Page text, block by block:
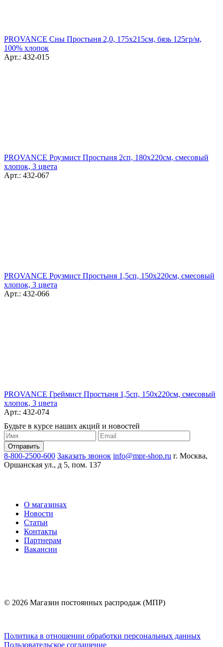
PROVANCE Сны Простыня 2,0, 175х215см, бязь 125гр/м,
100% хлопок
Арт.: 432-015
PROVANCE Роузмист Простыня 2сп, 180х220см, смесовый
хлопок, 3 цвета
Арт.: 432-067
PROVANCE Роузмист Простыня 1,5сп, 150х220см, смесовый
хлопок, 3 цвета
Арт.: 432-066
PROVANCE Греймист Простыня 1,5сп, 150х220см, смесовый
хлопок, 3 цвета
Арт.: 432-074
Будьте в курсе наших акций и новостей
8-800-2500-600 Заказать звонок info@mpr-shop.ru г. Москва,
Оршанская ул., д 5, пом. 137
О магазинах
Новости
Статьи
Контакты
Партнерам
Вакансии
© 2026 Магазин постоянных распродаж (МПР)
Политика в отношении обработки персональных данных
Пользовательское соглашение